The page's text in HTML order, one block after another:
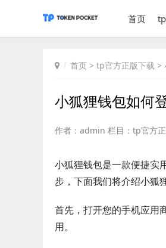
首页
首页 > tp官方正版下载 >
小狐狸钱包如何
作者：admin 栏目： tp官方
小狐狸钱包是一款便捷实
步，下面我们将介绍小狐
首先，打开您的手机应用
用。